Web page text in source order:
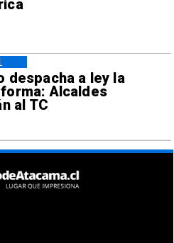
despacha a ley la
Alcaldes
al TC